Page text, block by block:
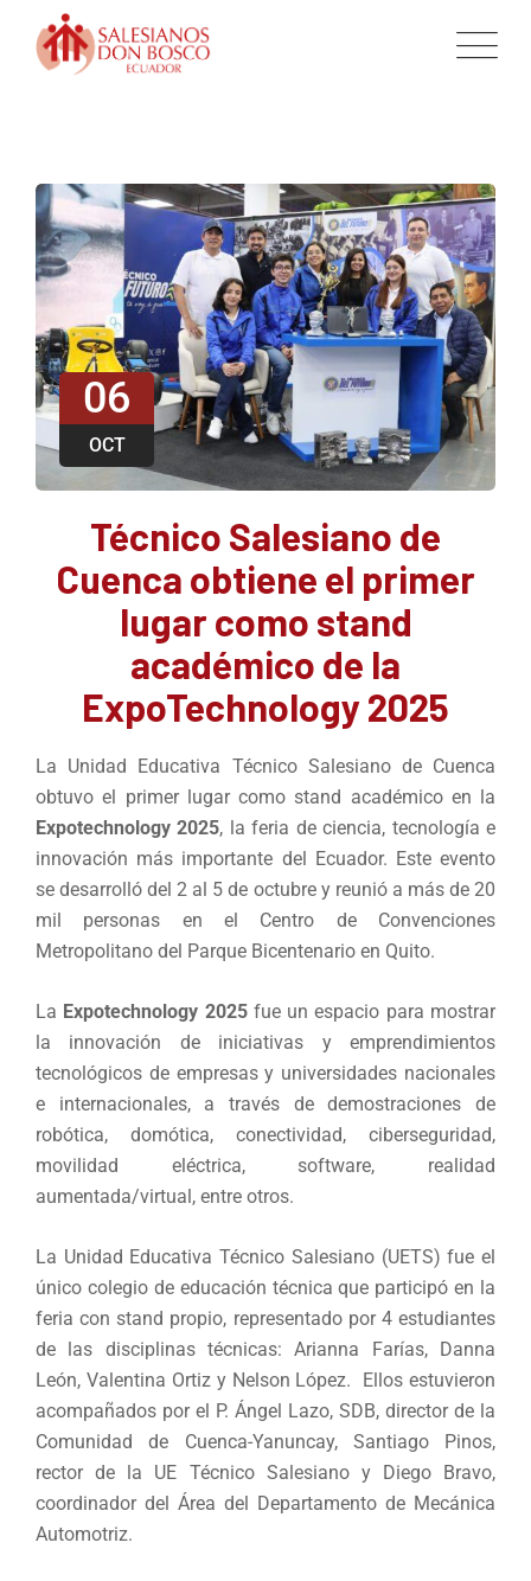
06
OCT
Técnico Salesiano de
Cuenca obtiene el primer
lugar como stand
académico de la
ExpoTechnology 2025
La Unidad Educativa Técnico Salesiano de Cuenca
obtuvo el primer lugar como stand académico en la
Expotechnology 2025, la feria de ciencia, tecnología e
innovación más importante del Ecuador. Este evento
se desarrolló del 2 al 5 de octubre y reunió a más de 20
mil personas en el Centro de Convenciones
Metropolitano del Parque Bicentenario en Quito.
La Expotechnology 2025 fue un espacio para mostrar
la innovación de iniciativas y emprendimientos
tecnológicos de empresas y universidades nacionales
e internacionales, a través de demostraciones de
robótica, domótica, conectividad, ciberseguridad,
movilidad eléctrica, software, realidad
aumentada/virtual, entre otros.
La Unidad Educativa Técnico Salesiano (UETS) fue el
único colegio de educación técnica que participó en la
feria con stand propio, representado por 4 estudiantes
de las disciplinas técnicas: Arianna Farías, Danna
León, Valentina Ortiz y Nelson López. Ellos estuvieron
acompañados por el P. Ángel Lazo, SDB, director de la
Comunidad de Cuenca-Yanuncay, Santiago Pinos,
rector de la UE Técnico Salesiano y Diego Bravo,
coordinador del Área del Departamento de Mecánica
Automotriz.